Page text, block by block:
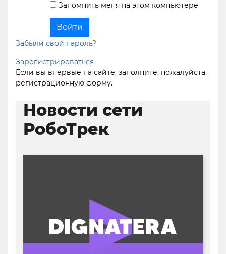
Запомнить меня на этом компьютере
Забыли свой пароль?
Зарегистрироваться
Если вы впервые на сайте, заполните, пожалуйста,
регистрационную форму.
Новости сети
РобоТрек